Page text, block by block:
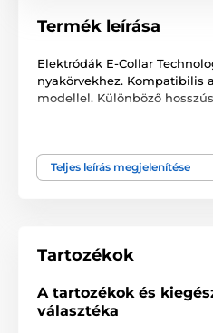
Termék leírása
Elektródák E-Collar
nyakörvekhez. Kompatibilis
modellel. Különböző
Teljes leírás megjelenítése
Tartozékok
A tartozékok és
választéka